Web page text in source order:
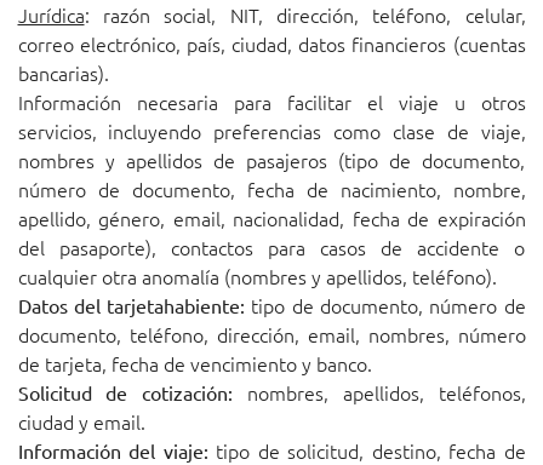
Jurídica: razón social, NIT, dirección, teléfono, celular,
correo electrónico, país, ciudad, datos financieros (cuentas
bancarias).
Información necesaria para facilitar el viaje u otros
servicios, incluyendo preferencias como clase de viaje,
nombres y apellidos de pasajeros (tipo de documento,
número de documento, fecha de nacimiento, nombre,
apellido, género, email, nacionalidad, fecha de expiración
del pasaporte), contactos para casos de accidente o
cualquier otra anomalía (nombres y apellidos, teléfono).
Datos del tarjetahabiente: tipo de documento, número de
documento, teléfono, dirección, email, nombres, número
de tarjeta, fecha de vencimiento y banco.
Solicitud de cotización:
nombres, apellidos, teléfonos,
ciudad y email.
Información del viaje: tipo de solicitud, destino, fecha de